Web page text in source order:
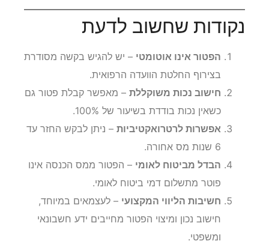
נקודות שחשוב לדעת
הפטור אינו אוטומטי – יש להגיש בקשה מסודרת
בצירוף החלטת הוועדה הרפואית.
חישוב נכות משוקללת – מאפשר קבלת פטור גם
כשאין נכות בודדת בשיעור של 100%.
אפשרות לרטרואקטיביות – ניתן לבקש החזר עד
6 שנות מס אחורה.
הבדל מביטוח לאומי – הפטור ממס הכנסה אינו
פוטר מתשלום דמי ביטוח לאומי.
חשיבות הליווי המקצועי – לעצמאים במיוחד,
חישוב נכון ומיצוי הפטור מחייבים ידע חשבונאי
ומשפטי.